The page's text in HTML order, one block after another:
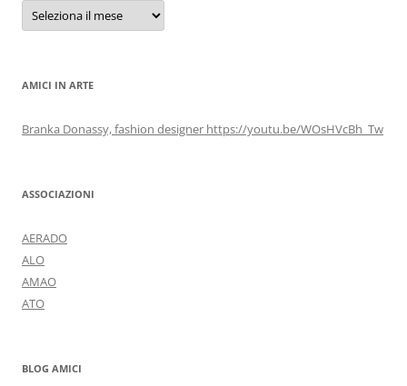
Archivi
AMICI IN ARTE
Branka Donassy, fashion designer https://youtu.be/WOsHVcBh_Tw
ASSOCIAZIONI
AERADO
ALO
AMAO
ATO
BLOG AMICI